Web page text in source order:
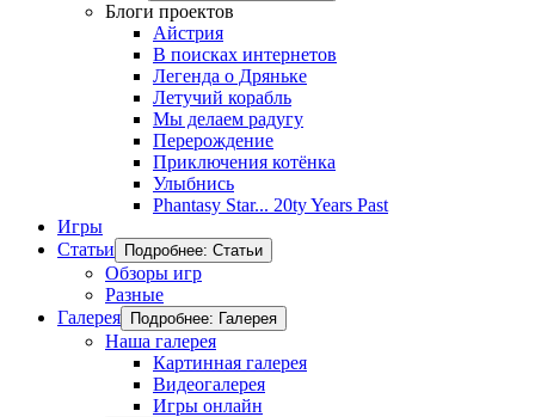
Блоги проектов
Айстрия
В поисках интернетов
Легенда о Дряньке
Летучий корабль
Мы делаем радугу
Перерождение
Приключения котёнка
Улыбнись
Phantasy Star... 20ty Years Past
Игры
Статьи
Подробнее: Статьи
Обзоры игр
Разные
Галерея
Подробнее: Галерея
Наша галерея
Картинная галерея
Видеогалерея
Игры онлайн